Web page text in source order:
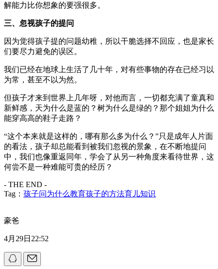
解能力比你想象的要强很多。
三、忽视孩子的提问
因为觉得孩子提的问题幼稚，所以干脆选择不回应，也是家长
们要尽力避免的误区。
我们已经在地球上生活了几十年，对有些事物的存在已经习以
为常，甚至不以为然。
但孩子才来到世界上几年呀，对他而言，一切都充满了童真和
新鲜感，天为什么是蓝的？树为什么是绿的？那个姐姐为什么
能穿高高的鞋子走路？
“这个本来就是这样的，哪有那么多为什么？”只是成年人片面
的看法，孩子却总能看到被我们忽视的景象，在不断地提问
中，我们也像重返同年，学会了从另一种角度来看待世界，这
何尝不是一种难能可贵的经历？
- THE END -
Tag： 孩子问为什么教育孩子的方法育儿知识
豪爸
4月29日22:52